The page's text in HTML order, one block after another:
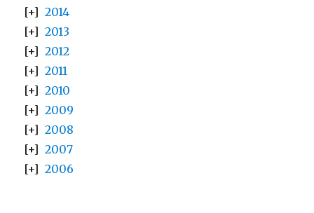
2014
2013
2012
2011
2010
2009
2008
2007
2006